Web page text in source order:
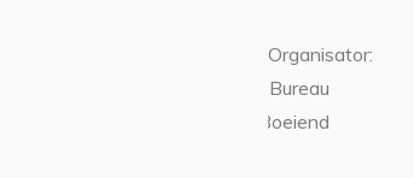
Organisator:
Bureau
Boeiend